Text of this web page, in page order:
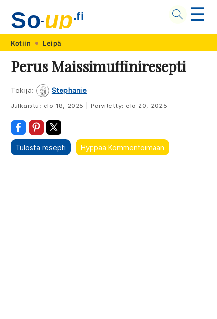
Skip
primary
navigation
Skip
main
content
Skip
primary
sidebar
Skip
footer
So-up.fi ☰
Kotiin Leipä
Perus Maissimuffiniresepti
Tekijä: Stephanie
Julkaistu: elo 18, 2025 Päivitetty: elo 20, 2025
Tulosta resepti Hyppää Kommentoimaan